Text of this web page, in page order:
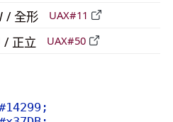
/ 全形 UAX#11
/ 正立 UAX#50